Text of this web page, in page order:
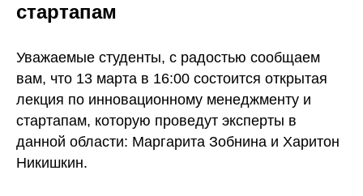
стартапам
Уважаемые студенты, с радостью сообщаем
вам, что 13 марта в 16:00 состоится открытая
лекция по инновационному менеджменту и
стартапам, которую проведут эксперты в
данной области: Маргарита Зобнина и Харитон
Никишкин.